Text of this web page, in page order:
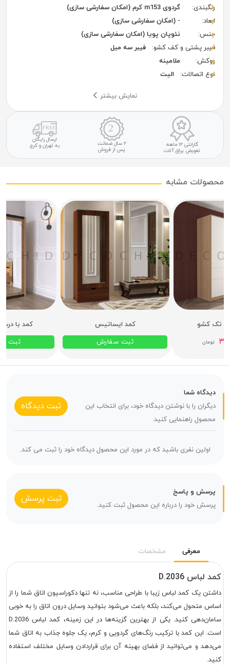
رنگبندی:
گردوی m153 کرم (امکان سفارشی سازی)
ابعاد:
- (امکان سفارشی سازی)
جنس:
نئوپان پویا (امکان سفارشی سازی)
فیبر پشتی و کف کشو:
فیبر سه میل
روکش:
ملامینه
نوع اتصالات:
الیت
نمایش بیشتر
گارانتی ۱۲ ماهه
تعویض یراق آلات
۲ سال ضمانت
پس از فروش
ارسال رایگان
به تهران و کرج
محصولات مشابه
تک کشو
تومان
کمد ایساتیس
ثبت سفارش
کمد با
ثبت
دیدگاه شما
دیگران را با نوشتن دیدگاه خود، برای انتخاب این
محصول راهنمایی کنید.
ثبت دیدگاه
اولین نفری باشید که در مورد این محصول دیدگاه خود را ثبت می کند.
پرسش و پاسخ
پرسش خود را درباره این محصول ثبت کنید.
ثبت پرسش
معرفی مشخصات
کمد لباس D.2036
داشتن یک کمد لباس زیبا با طراحی مناسب، نه تنها دکوراسیون اتاق شما را از
اساس متحول می‌کند، بلکه باعث می‌شود بتوانید وسایل درون اتاق را به خوبی
سامان‌دهی کنید. یکی از بهترین گزینه‌ها در این زمینه، کمد لباس D.2036
است. این کمد با ترکیب رنگ‌های گردویی و کرم، یک جلوه جذاب به اتاق شما
می‌دهد و می‌توانید از فضای بهینه آن برای قراردادن وسایل مختلف استفاده
کنید.